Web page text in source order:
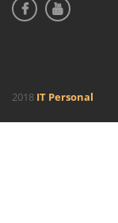
2018 IT Personal